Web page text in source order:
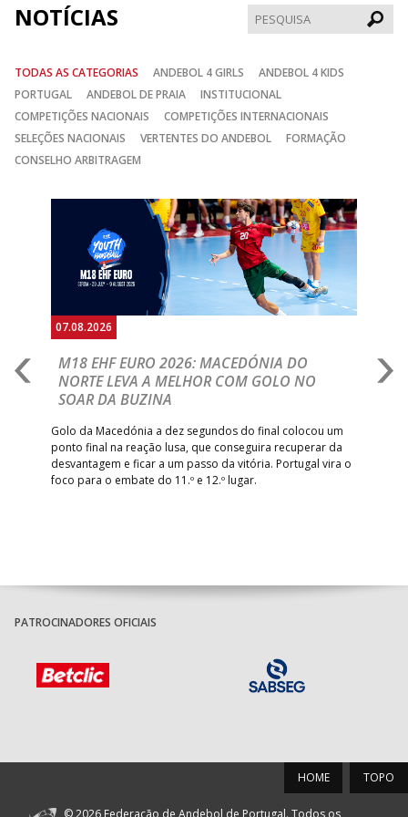
NOTÍCIAS
TODAS AS CATEGORIAS ANDEBOL 4 GIRLS
ANDEBOL 4 KIDS
PORTUGAL
ANDEBOL DE PRAIA
INSTITUCIONAL
COMPETIÇÕES NACIONAIS
COMPETIÇÕES INTERNACIONAIS
SELEÇÕES NACIONAIS
VERTENTES DO ANDEBOL
FORMAÇÃO
CONSELHO ARBITRAGEM
07.08.2026
M18 EHF EURO 2026: MACEDÓNIA DO
NORTE LEVA A MELHOR COM GOLO NO
SOAR DA BUZINA
Golo da Macedónia a dez segundos do final colocou um
ponto final na reação lusa, que conseguira recuperar da
desvantagem e ficar a um passo da vitória. Portugal vira o
foco para o embate do 11.º e 12.º lugar.
PATROCINADORES OFICIAIS
TOPO
HOME
© 2026 Federação de Andebol de Portugal. Todos os